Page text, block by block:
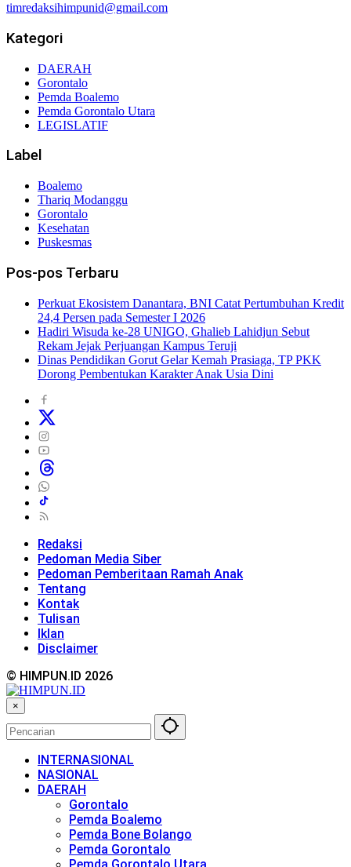
timredaksihimpunid@gmail.com
Kategori
DAERAH
Gorontalo
Pemda Boalemo
Pemda Gorontalo Utara
LEGISLATIF
Label
Boalemo
Thariq Modanggu
Gorontalo
Kesehatan
Puskesmas
Pos-pos Terbaru
Perkuat Ekosistem Danantara, BNI Catat Pertumbuhan Kredit
24,4 Persen pada Semester I 2026
Hadiri Wisuda ke-28 UNIGO, Ghalieb Lahidjun Sebut
Rekam Jejak Perjuangan Kampus Teruji
Dinas Pendidikan Gorut Gelar Kemah Prasiaga, TP PKK
Dorong Pembentukan Karakter Anak Usia Dini
Redaksi
Pedoman Media Siber
Pedoman Pemberitaan Ramah Anak
Tentang
Kontak
Tulisan
Iklan
Disclaimer
© HIMPUN.ID 2026
×
INTERNASIONAL
NASIONAL
DAERAH
Gorontalo
Pemda Boalemo
Pemda Bone Bolango
Pemda Gorontalo
Pemda Gorontalo Utara